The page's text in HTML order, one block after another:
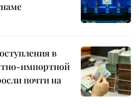
в
импортной
почти на